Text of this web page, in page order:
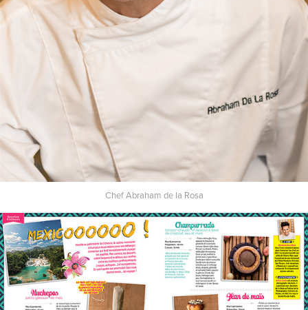
Chef Abraham de la Rosa